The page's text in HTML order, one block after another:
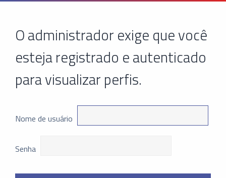
O administrador exige que você
esteja registrado e autenticado
para visualizar perfis.
Nome de usuário
Senha